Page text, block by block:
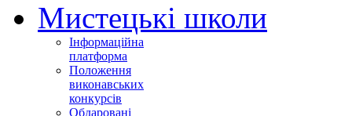
Мистецькі школи
Інформаційна
платформа
Положення
виконавських
конкурсів
Обдаровані